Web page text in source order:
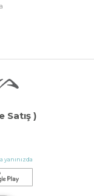
Satış )
yanınızda